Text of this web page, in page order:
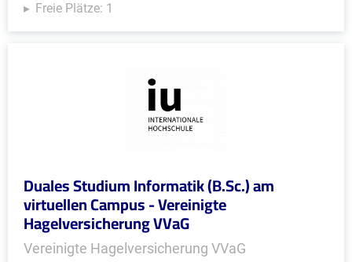
Freie Plätze: 1
Duales Studium Informatik (B.Sc.) am
virtuellen Campus - Vereinigte
Hagelversicherung VVaG
Vereinigte Hagelversicherung VVaG